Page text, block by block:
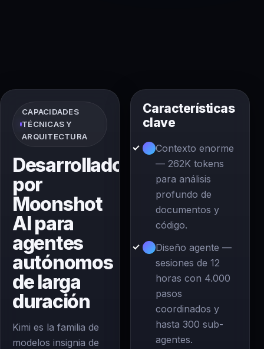
CAPACIDADES
TÉCNICAS Y
ARQUITECTURA
Desarrollado
por
Moonshot
AI para
agentes
autónomos
de larga
duración
Kimi es la familia de
modelos insignia de
Características
clave
Contexto enorme
— 262K tokens
para análisis
profundo de
documentos y
código.
Diseño agente —
sesiones de 12
horas con 4.000
pasos
coordinados y
hasta 300 sub-
agentes.